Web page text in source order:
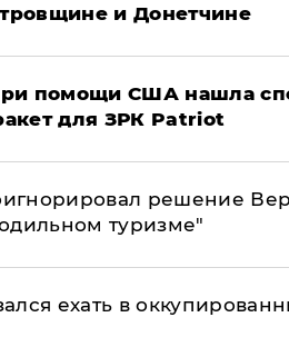
и Донетчине
помощи США нашла
для ЗРК Patriot
решение
туризме"
ехать в